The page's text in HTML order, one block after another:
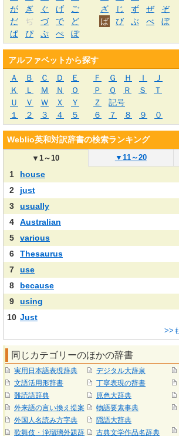
が
ぎ ぐ げ ご ざ じ ず ぜ
ぞ
だ
ぢ づ で ど ば び ぶ べ
ぼ
ぱ
ぴ ぷ ぺ ぽ
アルファベットから探す
Ａ
Ｂ Ｃ Ｄ Ｅ Ｆ Ｇ Ｈ Ｉ
Ｊ
Ｋ
Ｌ Ｍ Ｎ Ｏ Ｐ Ｑ Ｒ Ｓ
Ｔ
Ｕ
Ｖ Ｗ Ｘ Ｙ Ｚ
記号
１
２ ３ ４ ５ ６ ７ ８ ９ ０
Weblio英和対訳辞書の検索ランキング
▼1～10 ▼ 11～20
1
house
2
just
3
usually
4
Australian
5
various
6
Thesaurus
7
use
8
because
9
using
10 Just
>>
同じカテゴリーのほかの辞書
実用日本語表現辞典
文語活用形辞書
難読語辞典
外来語の言い換え提案
外国人名読み方字典
歌舞伎・浄瑠璃外題辞
デジタル大辞泉
丁寧表現の辞書
原色大辞典
物語要素事典
隠語大辞典
古典文学作品名辞典